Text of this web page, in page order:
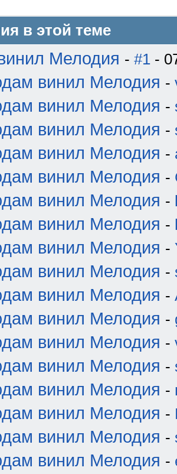
в этой теме
Мелодия - #1 -
винил Мелодия -
винил Мелодия -
винил Мелодия -
винил Мелодия -
винил Мелодия -
винил Мелодия -
винил Мелодия -
винил Мелодия -
винил Мелодия -
винил Мелодия -
винил Мелодия -
винил Мелодия -
винил Мелодия -
винил Мелодия -
винил Мелодия -
винил Мелодия -
винил Мелодия -